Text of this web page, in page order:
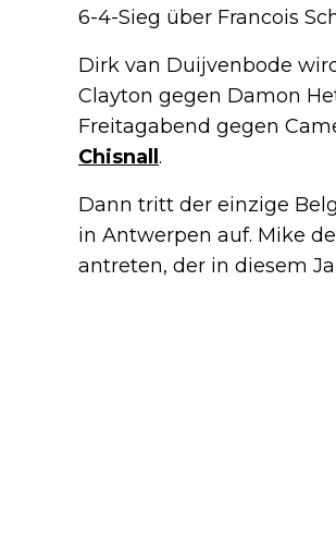
6-4-Sieg über Francois
Dirk van Duijvenbode
Clayton gegen Damon
Freitagabend gegen
Chisnall .
Dann tritt der einzige
in Antwerpen auf. Mike
antreten, der in diesem